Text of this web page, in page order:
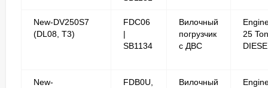
New-DV250S7
(DL08, T3)
FDC06
|
SB1134
Вилочный
погрузчик
с ДВС
25 Ton
New-
FDB0U,
Вилочный